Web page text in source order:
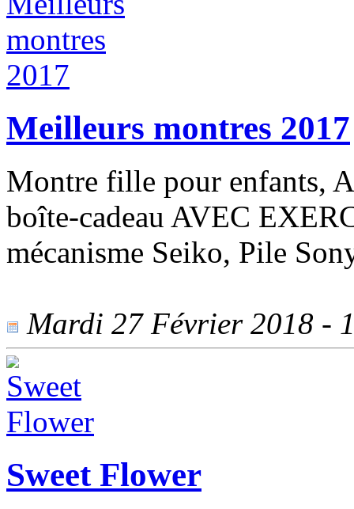
Meilleurs montres 2017
Montre fille pour enfants,
boîte-cadeau AVEC
mécanisme Seiko, Pile
Mardi 27 Février 2018 -
Sweet Flower